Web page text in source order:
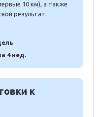
10 км), а также
результат.
4 нед.
к